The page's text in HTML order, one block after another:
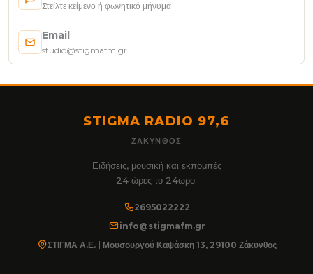
Στείλτε κείμενο ή φωνητικό μήνυμα
Email
studio@stigmafm.gr
STIGMA RADIO 97,6
ΖΆΚΥΝΘΟΣ
Ειδήσεις, μουσική και εκπομπές
24 ώρες το 24ωρο.
2695022222
info@stigmafm.gr
ΣΤΙΓΜΑ Α.Ε. | Μουσουργού Καψάσκη 13, 29100 Ζάκυνθος